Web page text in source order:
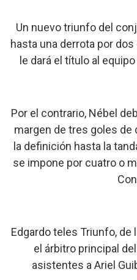
Un nuevo triunfo del
hasta una derrota por
le dará el título al
Por el contrario, Nébel
margen de tres goles de
la definición hasta la
se impone por cuatro o
Edgardo teles Triunfo, de
el árbitro principal
asistentes a Ariel